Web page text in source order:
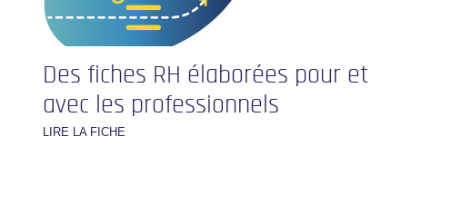
Des fiches RH élaborées pour et
avec les professionnels
LIRE LA FICHE